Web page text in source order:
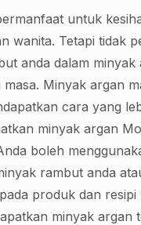
untuk
wanita. Tetapi tidak
anda dalam minyak
Minyak argan
cara yang
minyak argan
boleh
rambut anda
produk dan
minyak argan